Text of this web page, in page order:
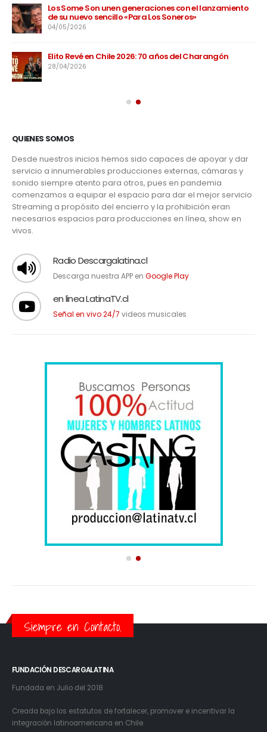
Los Some Son unen generaciones con el lanzamiento
de su nuevo sencillo «Para Los Soneros»
04/05/2026
Elito Revé en Chile 2026: 70 años del Charangón
28/04/2026
QUIENES SOMOS
Desde nuestros inicios hemos sido capaces de apoyar y dar
servicio a innumerables producciones externas, cámaras y
sonido siempre atento para otros, pues en pandemia
comenzamos a equipar el espacio para dar el mejor servicio
Streaming a propósito del encierro y la prohibición eran
necesarios espacios para producciones en línea, show en
vivos.
Radio Descargalatina.cl
Descarga nuestra APP en Google Play
en linea LatinaTV.cl
Señal en vivo 24/7 videos musicales
Siempre en Contacto.
FUNDACIÓN DESCARGALATINA
Fundada en Julio del 2018.
Creada bajo los estatutos de fortalecer, promover e incentivar la
integración latinoamericana en Chile.